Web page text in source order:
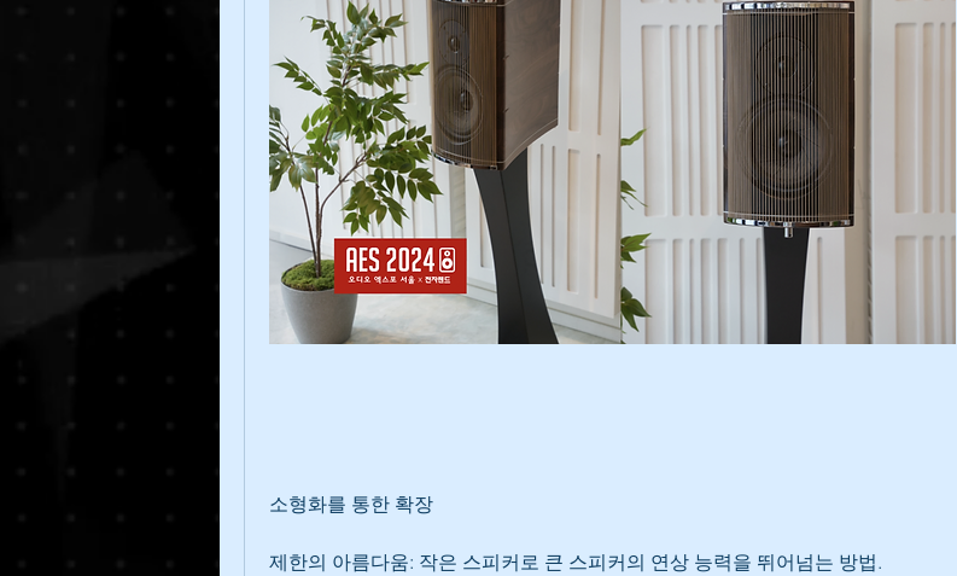
소형화를 통한 확장
제한의 아름다움: 작은 스피커로 큰 스피커의 연상 능력을 뛰어넘는 방법.